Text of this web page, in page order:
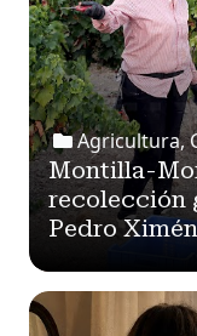
Agricultura,
Montilla-
recolección
Pedro